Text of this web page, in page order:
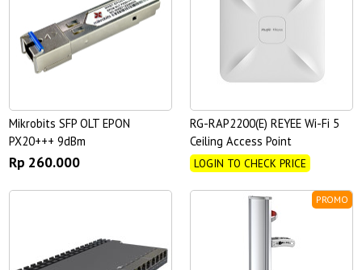
Mikrobits SFP OLT EPON
PX20+++ 9dBm
Rp 260.000
RG-RAP2200(E) REYEE Wi-Fi 5
Ceiling Access Point
LOGIN TO CHECK PRICE
PROMO